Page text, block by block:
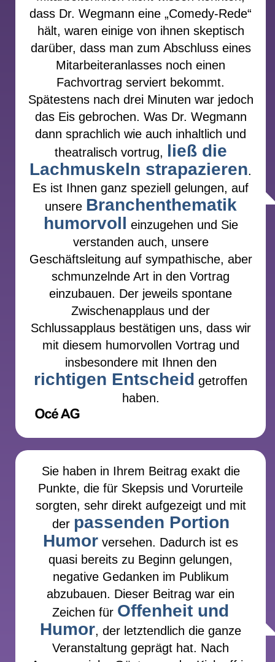
Auskunft über seine Gage bei Ihrem Event.
dass Dr. Wegmann eine „Comedy-Rede“
hält, waren einige von ihnen skeptisch
darüber, dass man zum Abschluss eines
Mitarbeiteranlasses noch einen
Fachvortrag serviert bekommt.
Spätestens nach drei Minuten war jedoch
das Eis gebrochen. Was Dr. Wegmann
dann sprachlich wie auch inhaltlich und
theatralisch vortrug, ließ die
Lachmuskeln strapazieren.
Es ist Ihnen ganz speziell gelungen, auf
unsere Branchenthematik
humorvoll einzugehen und Sie
verstanden auch, unsere
Geschäftsleitung auf sympathische, aber
schmunzelnde Art in den Vortrag
einzubauen. Der jeweils spontane
Zwischenapplaus und der
Schlussapplaus bestätigen uns, dass wir
mit diesem humorvollen Vortrag und
insbesondere mit Ihnen den
richtigen Entscheid getroffen
haben.
Sie haben in Ihrem Beitrag exakt die
Punkte, die für Skepsis und Vorurteile
sorgten, sehr direkt aufgezeigt und mit
der passenden Portion
Humor versehen. Dadurch ist es
quasi bereits zu Beginn gelungen,
negative Gedanken im Publikum
abzubauen. Dieser Beitrag war ein
Zeichen für Offenheit und
Humor, der letztendlich die ganze
Veranstaltung geprägt hat. Nach